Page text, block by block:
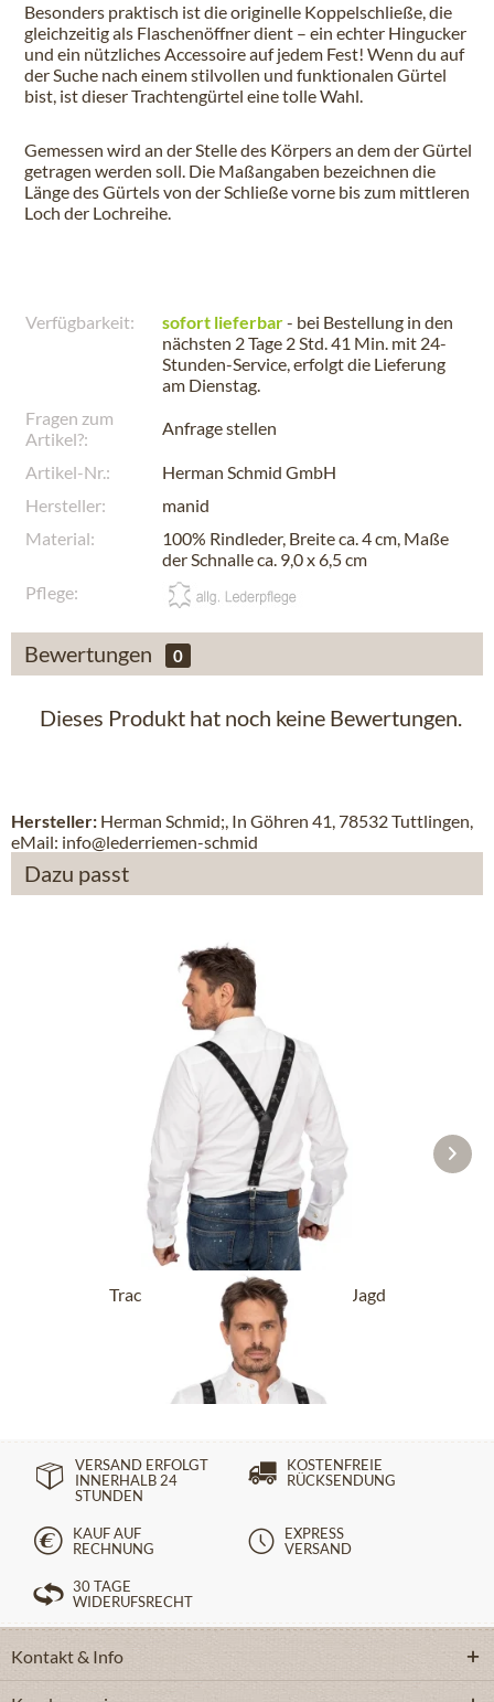
Besonders praktisch ist die originelle Koppelschließe, die
gleichzeitig als Flaschenöffner dient – ein echter Hingucker
und ein nützliches Accessoire auf jedem Fest! Wenn du auf
der Suche nach einem stilvollen und funktionalen Gürtel
bist, ist dieser Trachtengürtel eine tolle Wahl.
Gemessen wird an der Stelle des Körpers an dem der Gürtel
getragen werden soll. Die Maßangaben bezeichnen die
Länge des Gürtels von der Schließe vorne bis zum mittleren
Loch der Lochreihe.
Verfügbarkeit: sofort lieferbar- bei Bestellung in den
nächsten 2 Tage 2 Std. 41 Min. mit 24-
Stunden-Service, erfolgt die Lieferung
am Dienstag.
Fragen zum
Artikel?:
Anfrage stellen
Artikel-Nr.:
Herman Schmid GmbH
Hersteller:
manid
Material:
100% Rindleder, Breite ca. 4 cm, Maße
der Schnalle ca. 9,0 x 6,5 cm
Pflege:
Bewertungen 0
Dieses Produkt hat noch keine Bewertungen.
Hersteller: Herman Schmid;, In Göhren 41, 78532 Tuttlingen,
eMail: info@lederriemen-schmid
Dazu passt
Trachtenhosenträger HOT-721-Jagd
schwarz
44,90 €
VERSAND ERFOLGT
INNERHALB 24
STUNDEN
KOSTENFREIE
RÜCKSENDUNG
KAUF AUF
RECHNUNG
EXPRESS
VERSAND
30 TAGE
WIDERUFSRECHT
Kontakt & Info